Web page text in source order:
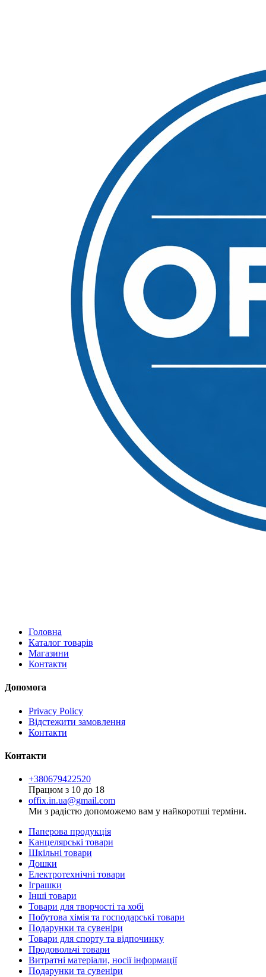
Головна
Каталог товарів
Магазини
Контакти
Допомога
Privacy Policy
Відстежити замовлення
Контакти
Контакти
+380679422520
Працюм з 10 до 18
offix.in.ua@gmail.com
Ми з радістю допоможемо вам у найкоротші терміни.
Паперова продукція
Канцелярські товари
Шкільні товари
Дошки
Електротехнічні товари
Іграшки
Інші товари
Товари для творчості та хобі
Побутова хімія та господарські товари
Подарунки та сувеніри
Товари для спорту та відпочинку
Продовольчі товари
Витратні матеріали, носії інформації
Подарунки та сувеніри